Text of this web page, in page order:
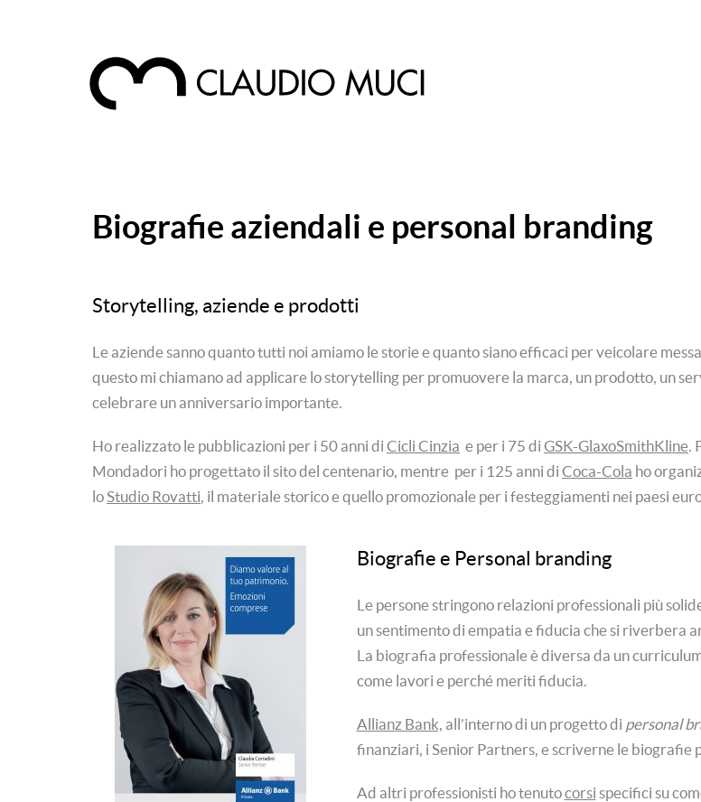
Biografie aziendali e personal branding
Storytelling, aziende e prodotti
Le aziende sanno quanto tutti noi amiamo le storie e quanto siano efficaci per veicolare
questo mi chiamano ad applicare lo storytelling per promuovere la marca, un prodotto, un
celebrare un anniversario importante.
Ho realizzato le pubblicazioni per i 50 anni di Cicli Cinzia e per i 75 di GSK-GlaxoSmithKline.
Mondadori ho progettato il sito del centenario, mentre per i 125 anni di Coca-Cola ho
loStudio Rovatti, il materiale storico e quello promozionale per i festeggiamenti nei paesi
Biografie e Personal branding
Le persone stringono relazioni professionali più
un sentimento di empatia e fiducia che si riverbera
La biografia professionale è diversa da un
come lavori e perché meriti fiducia.
Allianz Bank, all’interno di un progetto di personal
finanziari, i Senior Partners, e scriverne le biografie
Ad altri professionisti ho tenutocorsi specifici su